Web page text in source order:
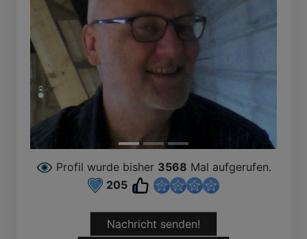
Profil wurde bisher 3568 Mal aufgerufen.
205
Nachricht senden!